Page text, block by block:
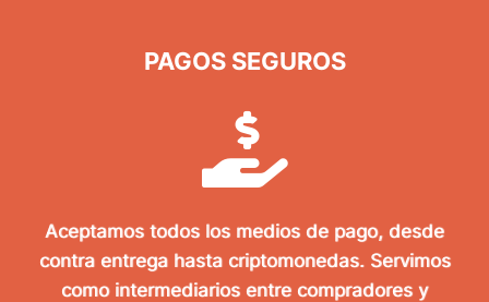
PAGOS SEGUROS
Aceptamos todos los medios de pago, desde
contra entrega hasta criptomonedas. Servimos
como intermediarios entre compradores y